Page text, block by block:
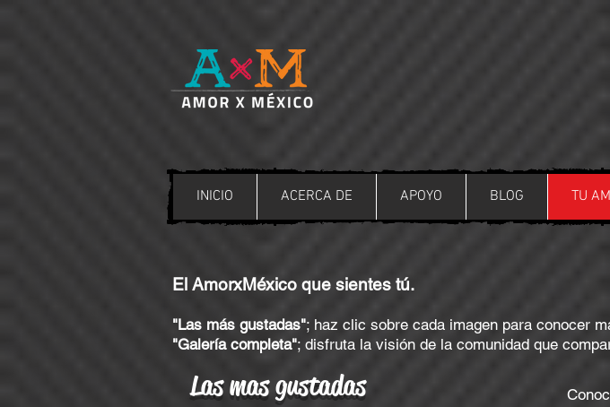
INICIO ACERCA DE APOYO BLOG TU
El AmorxMéxico que sientes tú.
"Las más gustadas"; haz clic sobre cada imagen para conocer
"Galería completa"; disfruta la visión de la comunidad que
Las mas gustadas